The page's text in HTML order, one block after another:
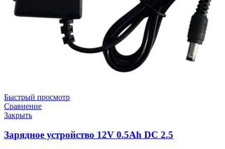
Быстрый просмотр
Сравнение
Закрыть
Зарядное устройство 12V 0.5Ah DC 2.5